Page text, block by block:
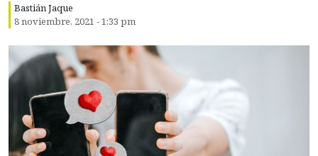
Bastián Jaque
8 noviembre, 2021 - 1:33 pm